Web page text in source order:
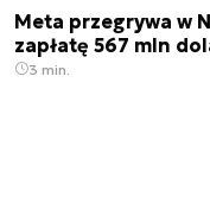
Meta przegrywa w
zapłatę 567 mln
3 min.